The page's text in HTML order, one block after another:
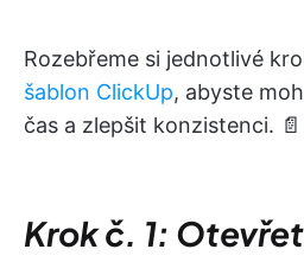
Rozebřeme si jednotlivé
šablon ClickUp, abyste
čas a zlepšit konzistenci. 📄
Krok č. 1: